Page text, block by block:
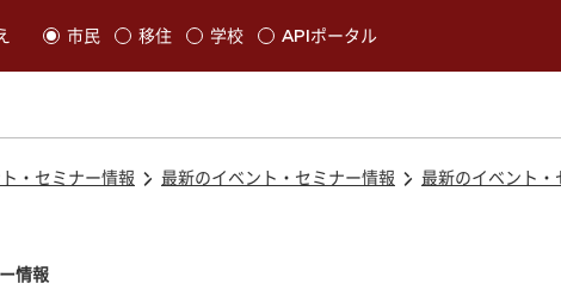
の切替が発生します
市民 移住 学校 APIポータル
・セミナー情報 最新のイベント・セミナー情報 最新のイベント・
情報